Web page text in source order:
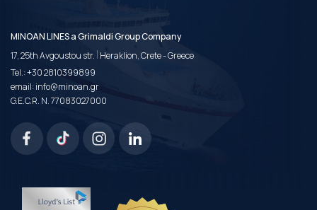
MINOAN LINES a Grimaldi Group Company
17, 25th Avgoustou str. | Heraklion, Crete - Greece
Tel.:+30 2810399899
email:info@minoan.gr
G.E.C.R. N. 77083027000